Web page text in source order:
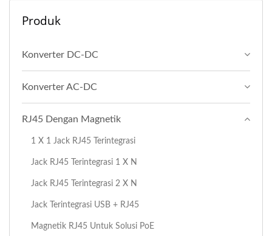
Produk
Konverter DC-DC
Konverter AC-DC
RJ45 Dengan Magnetik
1 X 1 Jack RJ45 Terintegrasi
Jack RJ45 Terintegrasi 1 X N
Jack RJ45 Terintegrasi 2 X N
Jack Terintegrasi USB + RJ45
Magnetik RJ45 Untuk Solusi PoE